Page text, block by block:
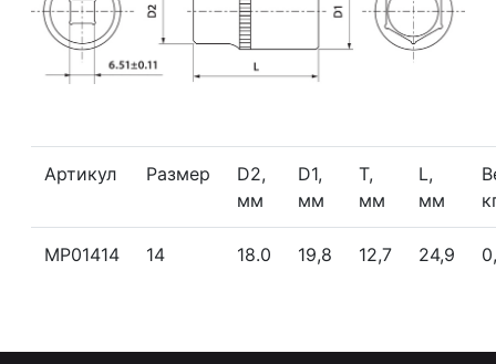
Артикул Размер
D2,
мм
D1,
мм
T,
мм
L,
мм
MP01414 14 18.0 19,8 12,7 24,9